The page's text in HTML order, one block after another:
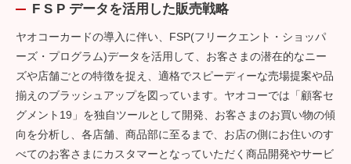
F S P データを活用した販売戦略
ヤオコーカードの導入に伴い、FSP(フリークエント・ショッパ
ーズ・プログラム)データを活用して、お客さまの潜在的なニー
ズや店舗ごとの特徴を捉え、適格でスピーディーな売場提案や品
揃えのブラッシュアップを図っています。ヤオコーでは「顧客セ
グメント19」を独自ツールとして開発、お客さまのお買い物の傾
向を分析し、各店舗、商品部に至るまで、お店の側にお住いのす
べてのお客さまにカスタマーとなっていただく商品開発やサービ